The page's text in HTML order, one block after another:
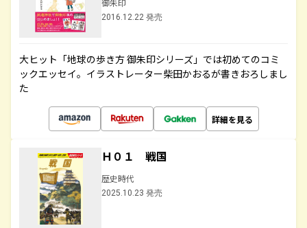
御朱印
2016.12.22 発売
大ヒット「地球の歩き方 御朱印シリーズ」では初めてのコミ
ックエッセイ。イラストレーター柴田かおるが書きおろしまし
た
詳細を見る
Ｈ０１ 戦国
歴史時代
2025.10.23 発売